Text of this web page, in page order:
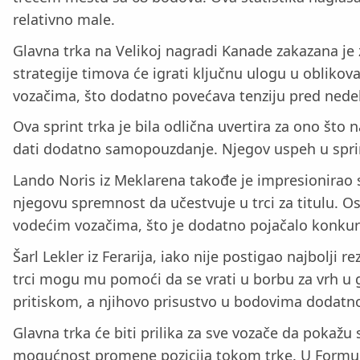
relativno male.
Glavna trka na Velikoj nagradi Kanade zakazana
strategije timova će igrati ključnu ulogu u
vozačima, što dodatno povećava tenziju pred
Ova sprint trka je bila odlična uvertira za ono što
dati dodatno samopouzdanje. Njegov uspeh u
Lando Noris iz Meklarena takođe je
njegovu spremnost da učestvuje u trci za titulu.
vodećim vozačima, što je dodatno pojačalo
Šarl Lekler iz Ferarija, iako nije postigao najbolji
trci mogu mu pomoći da se vrati u borbu za vrh u
pritiskom, a njihovo prisustvo u bodovima
Glavna trka će biti prilika za sve vozače da
mogućnost promene pozicija tokom trke. U